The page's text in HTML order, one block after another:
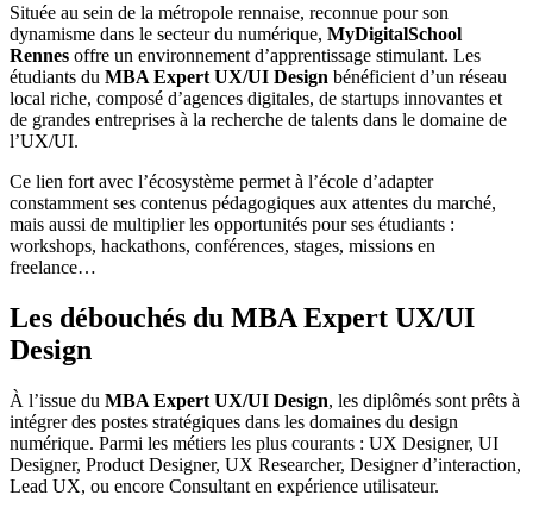
Située au sein de la métropole rennaise, reconnue pour son
dynamisme dans le secteur du numérique, MyDigitalSchool
Rennes offre un environnement d’apprentissage stimulant. Les
étudiants du MBA Expert UX/UI Design bénéficient d’un réseau
local riche, composé d’agences digitales, de startups innovantes et
de grandes entreprises à la recherche de talents dans le domaine de
l’UX/UI.
Ce lien fort avec l’écosystème permet à l’école d’adapter
constamment ses contenus pédagogiques aux attentes du marché,
mais aussi de multiplier les opportunités pour ses étudiants :
workshops, hackathons, conférences, stages, missions en
freelance…
Les débouchés du MBA Expert UX/UI
Design
À l’issue du MBA Expert UX/UI Design, les diplômés sont prêts à
intégrer des postes stratégiques dans les domaines du design
numérique. Parmi les métiers les plus courants : UX Designer, UI
Designer, Product Designer, UX Researcher, Designer d’interaction,
Lead UX, ou encore Consultant en expérience utilisateur.